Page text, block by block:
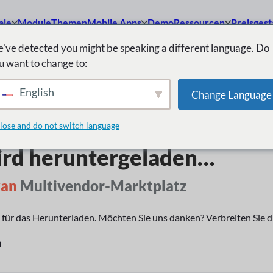
ModuleThemenMobile Apps DemoRessourcen
heruntergeladen…
Multivendor-Marktplatz
für das Herunterladen. Möchten Sie uns danken? Verbreiten Sie
detected you might be speaking a different language. Do
want to change to:
English Change Language
and do not switch language